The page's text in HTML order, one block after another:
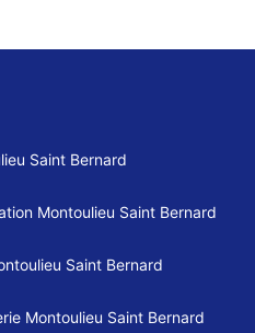
Saint Bernard
Montoulieu Saint Bernard
Saint Bernard
Montoulieu Saint Bernard